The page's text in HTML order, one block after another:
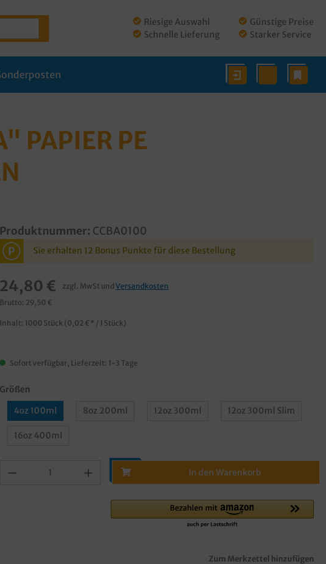
Riesige Auswahl
Schnelle Lieferung
Günstige Preise
Starker Service
PAPIER PE
Produktnummer: CCBA0100
P Sie erhalten 12 Bonus Punkte für diese Bestellung
24,80 € zzgl. MwSt und Versandkosten
Brutto: 29,50 €
Inhalt: 1000 Stück (0,02 €* / 1 Stück)
Sofort verfügbar, Lieferzeit: 1-3 Tage
Größen
4oz 100ml
8oz 200ml 12oz 300ml 12oz 300ml Slim
16oz 400ml
In den Warenkorb
Zum Merkzettel hinzufügen